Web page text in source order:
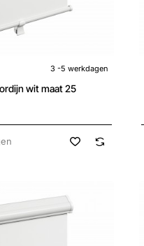
3 -5 werkdagen
wit maat 25